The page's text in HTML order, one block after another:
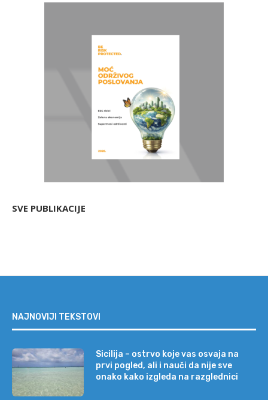
SVE PUBLIKACIJE
NAJNOVIJI TEKSTOVI
Sicilija – ostrvo koje vas osvaja na
prvi pogled, ali i nauči da nije sve
onako kako izgleda na razglednici